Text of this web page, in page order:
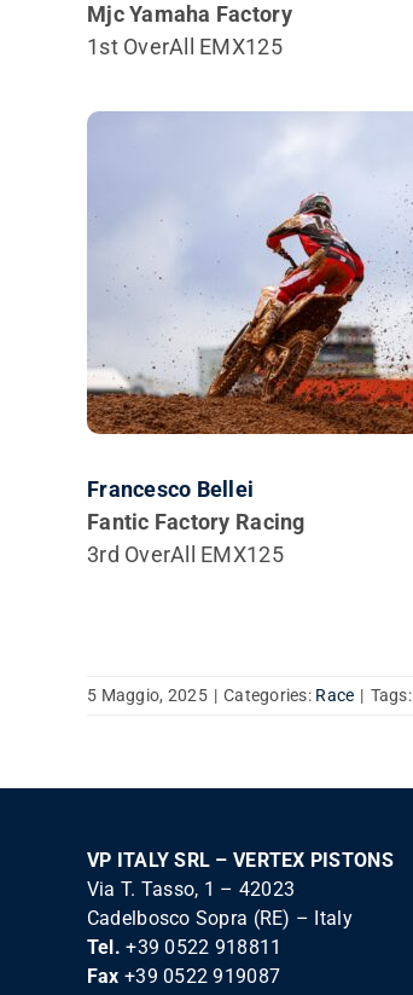
Mjc Yamaha Factory
1st OverAll EMX125
Francesco Bellei
Fantic Factory Racing
3rd OverAll EMX125
5 Maggio, 2025 | Categories: Race | Tags:
VP ITALY SRL – VERTEX PISTONS
Via T. Tasso, 1 – 42023
Cadelbosco Sopra (RE) – Italy
Tel. +39 0522 918811
Fax +39 0522 919087